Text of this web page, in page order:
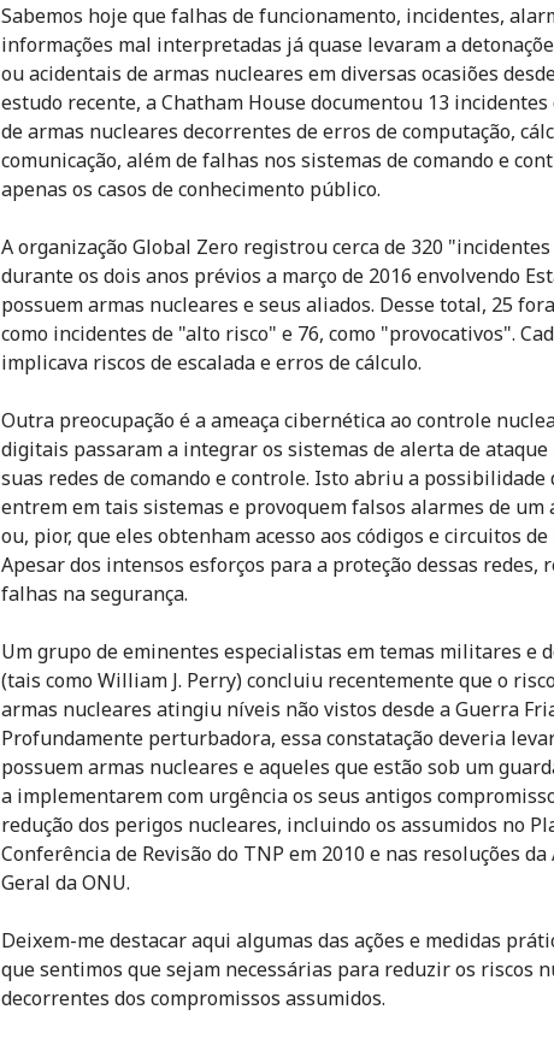
Sabemos hoje que falhas de funcionamento, incidentes,
informações mal interpretadas já quase levaram a
ou acidentais de armas nucleares em diversas ocasiões
estudo recente, a Chatham House documentou 13 incidentes
de armas nucleares decorrentes de erros de computação,
comunicação, além de falhas nos sistemas de comando e
apenas os casos de conhecimento público.
A organização Global Zero registrou cerca de 320
durante os dois anos prévios a março de 2016 envolvendo
possuem armas nucleares e seus aliados. Desse total, 25
como incidentes de "alto risco" e 76, como "provocativos".
implicava riscos de escalada e erros de cálculo.
Outra preocupação é a ameaça cibernética ao controle
digitais passaram a integrar os sistemas de alerta de ataque
suas redes de comando e controle. Isto abriu a possibilidade
entrem em tais sistemas e provoquem falsos alarmes de
ou, pior, que eles obtenham acesso aos códigos e circuitos
Apesar dos intensos esforços para a proteção dessas redes,
falhas na segurança.
Um grupo de eminentes especialistas em temas militares e
(tais como William J. Perry) concluiu recentemente que o
armas nucleares atingiu níveis não vistos desde a Guerra
Profundamente perturbadora, essa constatação deveria
possuem armas nucleares e aqueles que estão sob um
a implementarem com urgência os seus antigos
redução dos perigos nucleares, incluindo os assumidos no
Conferência de Revisão do TNP em 2010 e nas resoluções
Geral da ONU.
Deixem-me destacar aqui algumas das ações e medidas
que sentimos que sejam necessárias para reduzir os riscos
decorrentes dos compromissos assumidos.